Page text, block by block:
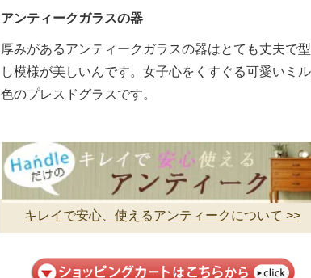
アンティークガラスの器
厚みがあるアンティークガラスの器はとても丈夫で
し模様が美しいんです。女子心をくすぐる可愛いミ
色のプレスドグラスです。
キレイで安心、使えるアンティークについて >>